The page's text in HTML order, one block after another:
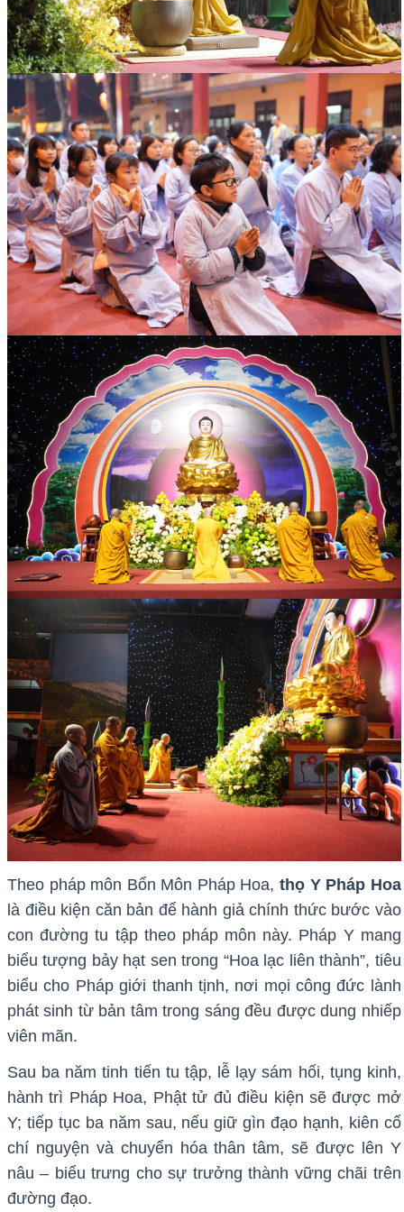
Theo pháp môn Bổn Môn Pháp Hoa,thọ Y Pháp Hoa
là điều kiện căn bản để hành giả chính thức bước vào
con đường tu tập theo pháp môn này. Pháp Y mang
biểu tượng bảy hạt sen trong “Hoa lạc liên thành”, tiêu
biểu cho Pháp giới thanh tịnh, nơi mọi công đức lành
phát sinh từ bản tâm trong sáng đều được dung nhiếp
viên mãn.
Sau ba năm tinh tiến tu tập, lễ lạy sám hối, tụng kinh,
hành trì Pháp Hoa, Phật tử đủ điều kiện sẽ được mở
Y; tiếp tục ba năm sau, nếu giữ gìn đạo hạnh, kiên cố
chí nguyện và chuyển hóa thân tâm, sẽ được lên Y
nâu – biểu trưng cho sự trưởng thành vững chãi trên